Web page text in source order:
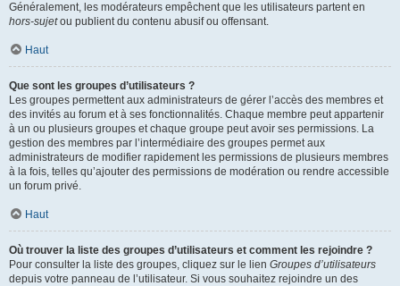
Généralement, les modérateurs empêchent que les utilisateurs partent en
hors-sujetou publient du contenu abusif ou offensant.
Haut
Que sont les groupes d’utilisateurs ?
Les groupes permettent aux administrateurs de gérer l’accès des membres et
des invités au forum et à ses fonctionnalités. Chaque membre peut appartenir
à un ou plusieurs groupes et chaque groupe peut avoir ses permissions. La
gestion des membres par l’intermédiaire des groupes permet aux
administrateurs de modifier rapidement les permissions de plusieurs membres
à la fois, telles qu’ajouter des permissions de modération ou rendre accessible
un forum privé.
Haut
Où trouver la liste des groupes d’utilisateurs et comment les rejoindre ?
Pour consulter la liste des groupes, cliquez sur le lien Groupes d’utilisateurs
depuis votre panneau de l’utilisateur. Si vous souhaitez rejoindre un des